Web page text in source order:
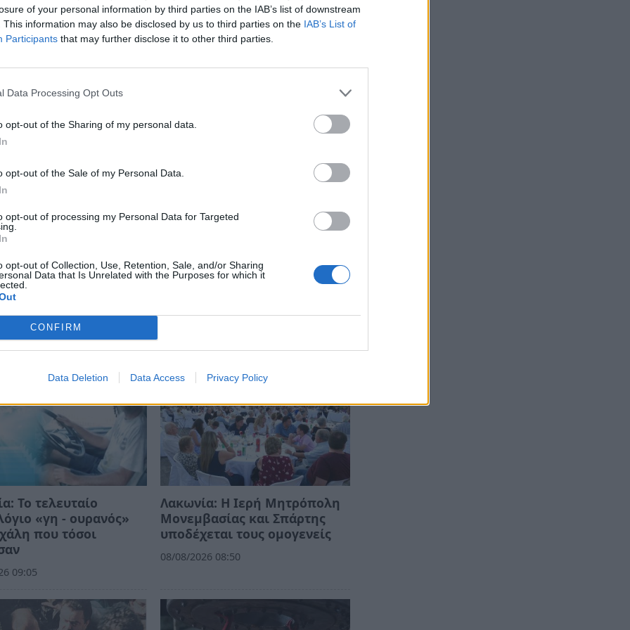
of your personal information by third parties on the IAB’s list of downstream
This information may also be disclosed by us to third parties on the IAB’s List of
Participants that may further disclose it to other third parties.
Data Processing Opt Outs
opt-out of the Sharing of my personal data.
opt-out of the Sale of my Personal Data.
opt-out of processing my Personal Data for Targeted
opt-out of Collection, Use, Retention, Sale, and/or Sharing
Data that Is Unrelated with the Purposes for which it
CONFIRM
Data Deletion Data Access Privacy Policy
ετώνο ιατρόςΣταμάτης Βασ.
Πελοποννήσου.
στην τοπική κοινωνία της Τρίπολης.
10 Ιουνίου 2026 και ώρα 16:00
Τριπόλεως .
και μάθετε πρώτοι
Το τελευταίο
«γη - ουρανός»
που τόσοι
09:05
Λακωνία: Η Ιερή Μητρόπολη
Μονεμβασίας και Σπάρτης
υποδέχεται τους ομογενείς
08/08/2026 08:50